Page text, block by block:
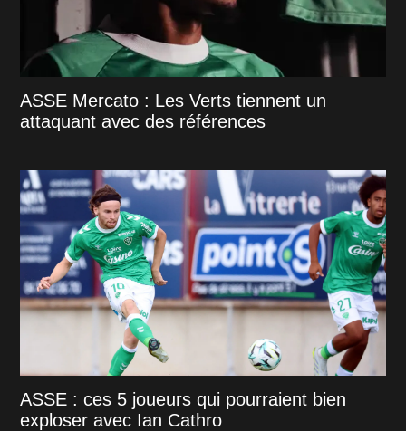
ASSE Mercato : Les Verts tiennent un
attaquant avec des références
ASSE : ces 5 joueurs qui pourraient bien
exploser avec Ian Cathro